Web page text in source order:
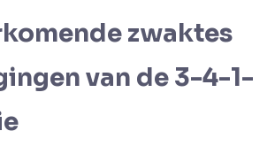
zwaktes
van de 3-4-1-